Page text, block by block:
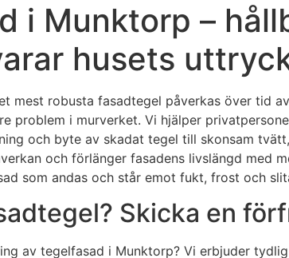
i Munktorp –
husets
mest robusta fasadtegel påverkas över tid
problem i murverket. Vi hjälper
och byte av skadat tegel till skonsam
och förlänger fasadens livslängd med
som andas och står emot fukt, frost och
Skicka en
av tegelfasad i Munktorp? Vi erbjuder